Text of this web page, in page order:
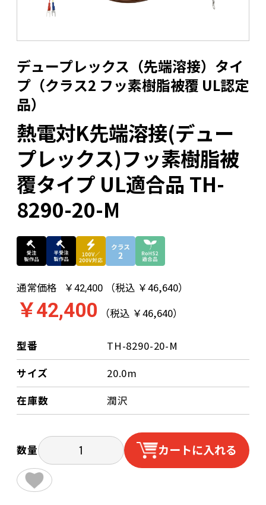
デュープレックス（先端溶接）タイ
プ（クラス2 フッ素樹脂被覆 UL認定
品）
熱電対K先端溶接(デュー
プレックス)フッ素樹脂被
覆タイプ UL適合品 TH-
8290-20-M
通常価格 ￥42,400 （税込 ￥46,640）
￥42,400 （税込 ￥46,640）
型番
TH-8290-20-M
サイズ
20.0m
在庫数
潤沢
数量 カートに入れる